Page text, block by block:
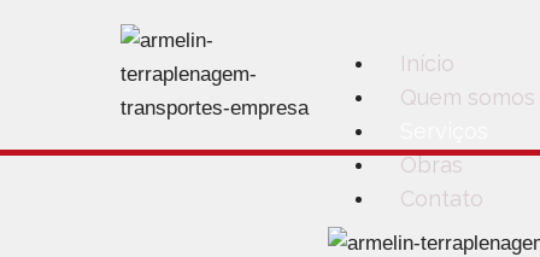
Início
Quem somos
Obras
Contato